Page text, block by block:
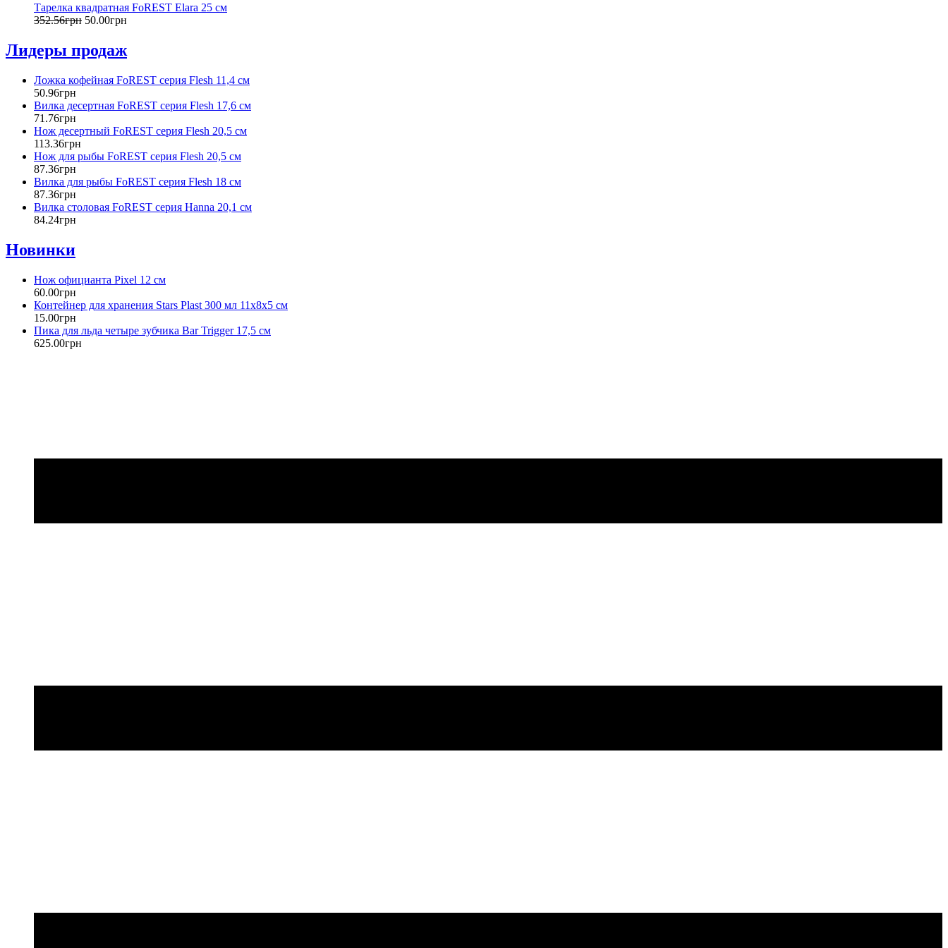
Тарелка квадратная FoREST Elara 25 см
352.56грн 50.00грн
Лидеры продаж
Ложка кофейная FoREST серия Flesh 11,4 см
50.96грн
Вилка десертная FoREST серия Flesh 17,6 см
71 .76грн
Нож десертный FoREST серия Flesh 20,5 см
113.36грн
Нож для рыбы FoREST серия Flesh 20,5 см
87.36грн
Вилка для рыбы FoREST серия Flesh 18 см
87.36грн
Вилка столовая FoREST серия Hanna 20,1 см
84.24грн
Новинки
Нож официанта Pixel 12 см
60.00грн
Контейнер для хранения Stars Plast 300 мл 11х8х5 см
15.00грн
Пика для льда четыре зубчика Bar Trigger 17,5 см
625.00грн